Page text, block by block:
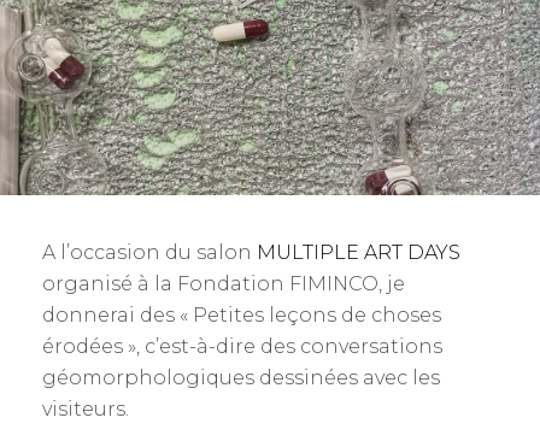
A l’occasion du salon MULTIPLE ART DAYS
organisé à la Fondation FIMINCO, je
donnerai des « Petites leçons de choses
érodées », c’est-à-dire des conversations
géomorphologiques dessinées avec les
visiteurs.